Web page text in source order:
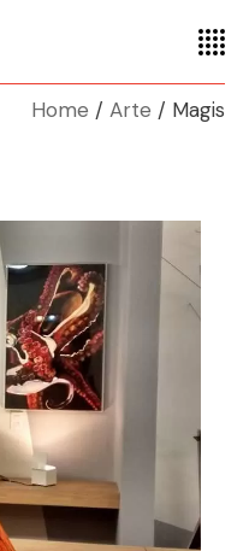
Home Arte Magis